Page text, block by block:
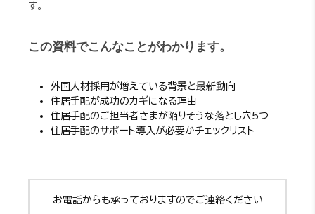
す。
この資料でこんなことがわかります。
外国人材採用が増えている背景と最新動向
住居手配が成功のカギになる理由
住居手配のご担当者さまが陥りそうな落とし穴5つ
住居手配のサポート導入が必要かチェックリスト
お電話からも承っておりますのでご連絡ください